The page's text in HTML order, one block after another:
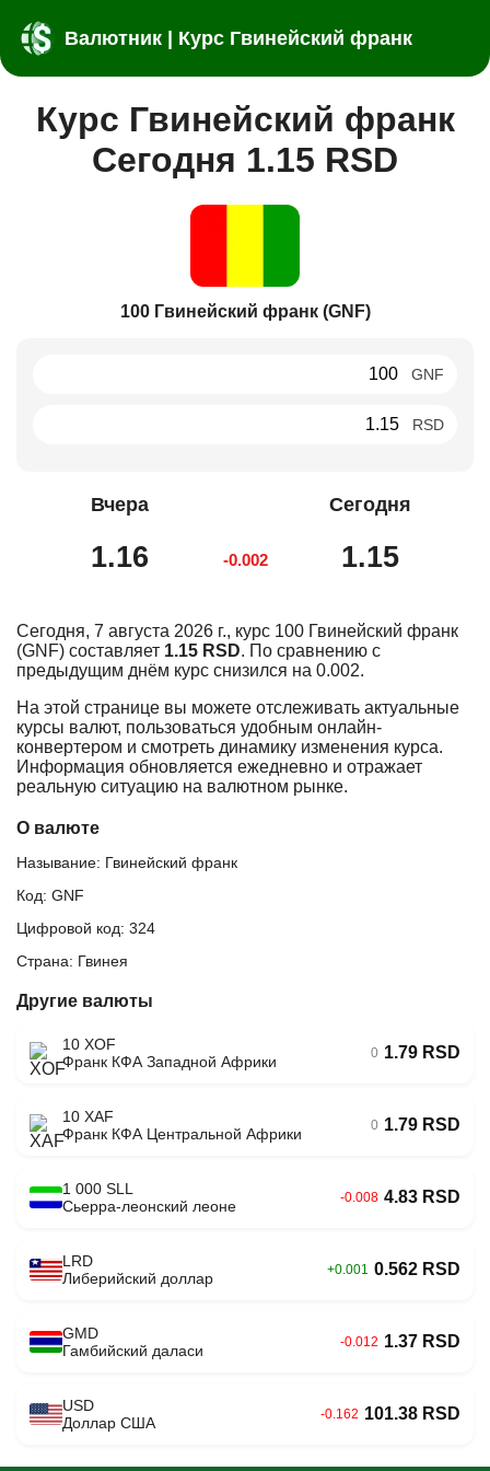
Валютник | Курс Гвинейский франк
Курс Гвинейский франк
Сегодня 1.15 RSD
100 Гвинейский франк (GNF)
GNF
RSD
Вчера
1.16 -0.002
Сегодня
1.15
Сегодня, 7 августа 2026 г., курс 100 Гвинейский франк
(GNF) составляет 1.15 RSD. По сравнению с
предыдущим днём курс снизился на 0.002.
На этой странице вы можете отслеживать актуальные
курсы валют, пользоваться удобным онлайн-
конвертером и смотреть динамику изменения курса.
Информация обновляется ежедневно и отражает
реальную ситуацию на валютном рынке.
О валюте
Называние: Гвинейский франк
Код: GNF
Цифровой код: 324
Страна: Гвинея
Другие валюты
10 XOF
Франк КФА Западной Африки
0 1.79 RSD
10 XAF
Франк КФА Центральной Африки
0 1.79 RSD
1 000 SLL
Сьерра-леонский леоне
-0.008 4.83 RSD
LRD
Либерийский доллар
+0.001 0.562 RSD
GMD
Гамбийский даласи
-0.012 1.37 RSD
USD
Доллар США
-0.162 101.38 RSD